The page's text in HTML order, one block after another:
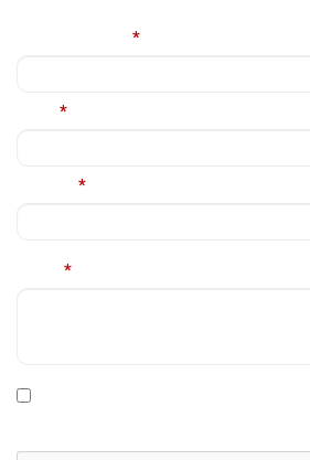
*
*
*
*